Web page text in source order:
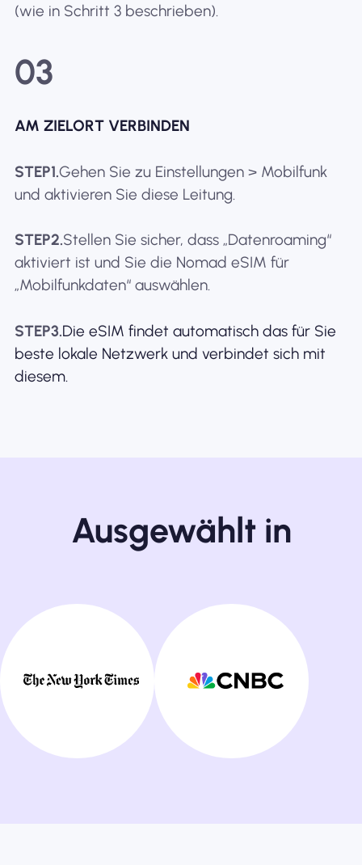
(wie in Schritt 3 beschrieben).
03
AM ZIELORT VERBINDEN
STEP1.Gehen Sie zu Einstellungen > Mobilfunk
und aktivieren Sie diese Leitung.
STEP2.Stellen Sie sicher, dass „Datenroaming“
aktiviert ist und Sie die Nomad eSIM für
„Mobilfunkdaten“ auswählen.
STEP3.Die eSIM findet automatisch das für Sie
beste lokale Netzwerk und verbindet sich mit
diesem.
Ausgewählt in